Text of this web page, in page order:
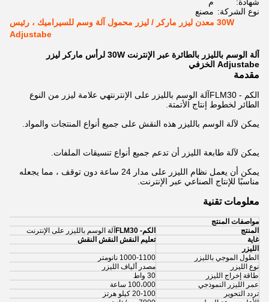
نوع الشركة: مصنع
30W معدن ليزر ماركر / ليزر محمول آلة وسم للسيراميك ، رئيس
Adjustabe
آلة الوسم بالليزر بالطائرة عبر الإنترنت 30W لرأس ماركر ليزر
Adjustabe الخزفي
مقدمة
الكم - FLM30 آلة الوسم بالليزر على الإنترنتهي علامة ليزر من النوع
الطائر لخطوط إنتاج الأتمتة.
يمكن لآلة الوسم بالليزر هذه النقش على جميع أنواع المنتجات والمواد.
يمكن لآلة طابعة الليزر أن تدعم جميع أنواع تنسيقات الملفات.
يمكن أن يعمل نظام الليزر على مدار 24 ساعة دون توقف ، مما يجعله
مناسبًا للإنتاج الصناعي عبر الإنترنت.
معلومات تقنية
مواصفات المنتج
المنتج
الكم- FLM30
آلة الوسم بالليزر على الإنترنت
غاية
تعليم النقش النقش النقش
الليزر
الطول الموجي بالليزر
1000-1100 نانومتر
نوع الليزر
مصدر ألياف الليزر
طاقة إخراج الليزر
30 واط
عمر الليزر النموذجي
100،000 ساعة
تردد التحوير
20-100 كيلو هرتز